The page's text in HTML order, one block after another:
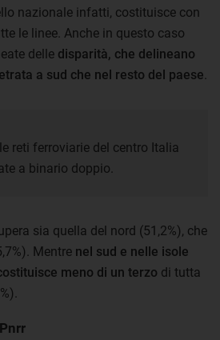
nazionale infatti, costituisce con
le linee. Anche in questo caso
delle disparità, che delineano
a sud che nel resto del paese
reti ferroviarie del centro Italia
a binario doppio.
sia quella del nord (51,2%), che
Mentre nel sud e nelle isole
meno di un terzo di tutta